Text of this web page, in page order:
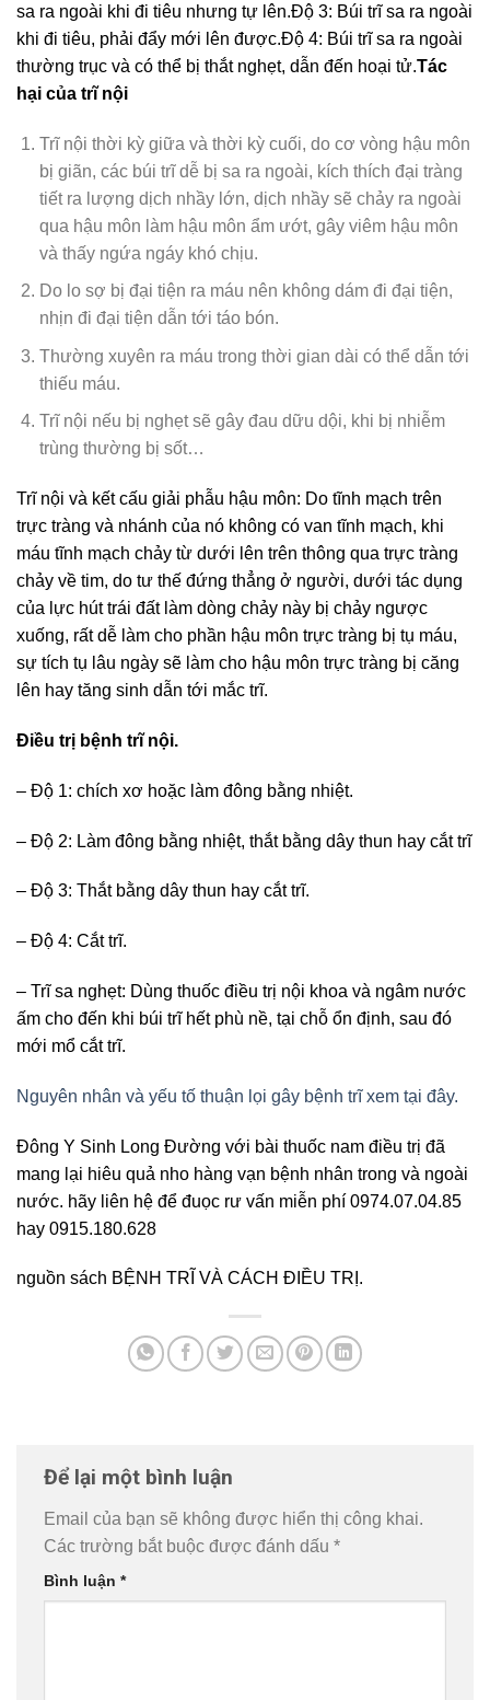
sa ra ngoài khi đi tiêu nhưng tự lên.Độ 3: Búi trĩ sa ra ngoài
khi đi tiêu, phải đẩy mới lên được.Độ 4: Búi trĩ sa ra ngoài
thường trục và có thể bị thắt nghẹt, dẫn đến hoại tử.Tác
hại của trĩ nội
Trĩ nội thời kỳ giữa và thời kỳ cuối, do cơ vòng hậu môn
bị giãn, các búi trĩ dễ bị sa ra ngoài, kích thích đại tràng
tiết ra lượng dịch nhầy lớn, dịch nhầy sẽ chảy ra ngoài
qua hậu môn làm hậu môn ẩm ướt, gây viêm hậu môn
và thấy ngứa ngáy khó chịu.
Do lo sợ bị đại tiện ra máu nên không dám đi đại tiện,
nhịn đi đại tiện dẫn tới táo bón.
Thường xuyên ra máu trong thời gian dài có thể dẫn tới
thiếu máu.
Trĩ nội nếu bị nghẹt sẽ gây đau dữu dội, khi bị nhiễm
trùng thường bị sốt…
Trĩ nội và kết cấu giải phẫu hậu môn: Do tĩnh mạch trên
trực tràng và nhánh của nó không có van tĩnh mạch, khi
máu tĩnh mạch chảy từ dưới lên trên thông qua trực tràng
chảy về tim, do tư thế đứng thẳng ở người, dưới tác dụng
của lực hút trái đất làm dòng chảy này bị chảy ngược
xuống, rất dễ làm cho phần hậu môn trực tràng bị tụ máu,
sự tích tụ lâu ngày sẽ làm cho hậu môn trực tràng bị căng
lên hay tăng sinh dẫn tới mắc trĩ.
Điều trị bệnh trĩ nội.
– Độ 1: chích xơ hoặc làm đông bằng nhiệt.
– Độ 2: Làm đông bằng nhiệt, thắt bằng dây thun hay cắt trĩ
– Độ 3: Thắt bằng dây thun hay cắt trĩ.
– Độ 4: Cắt trĩ.
– Trĩ sa nghẹt: Dùng thuốc điều trị nội khoa và ngâm nước
ấm cho đến khi búi trĩ hết phù nề, tại chỗ ổn định, sau đó
mới mổ cắt trĩ.
Nguyên nhân và yếu tố thuận lọi gây bệnh trĩ xem tại đây.
Đông Y Sinh Long Đường với bài thuốc nam điều trị đã
mang lại hiêu quả nho hàng vạn bệnh nhân trong và ngoài
nước. hãy liên hệ để đuọc rư vấn miễn phí 0974.07.04.85
hay 0915.180.628
nguồn sách BỆNH TRĨ VÀ CÁCH ĐIỀU TRỊ.
Để lại một bình luận
Email của bạn sẽ không được hiển thị công khai.
Các trường bắt buộc được đánh dấu *
Bình luận *